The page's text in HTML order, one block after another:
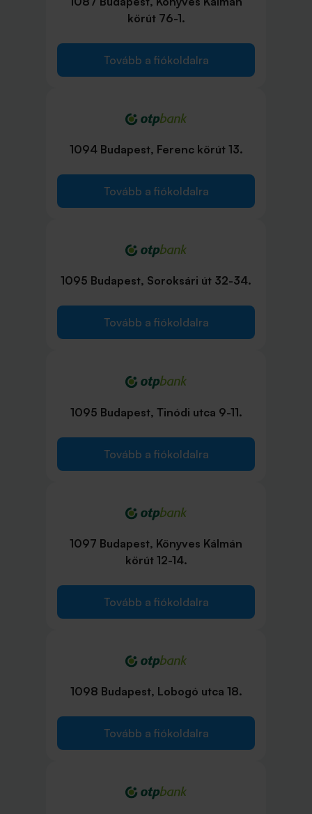
körút 76-1.
Tovább a fiókoldalra
1094 Budapest, Ferenc körút 13.
Tovább a fiókoldalra
1095 Budapest, Soroksári út 32-34.
Tovább a fiókoldalra
1095 Budapest, Tinódi utca 9-11.
Tovább a fiókoldalra
1097 Budapest, Könyves Kálmán
körút 12-14.
Tovább a fiókoldalra
1098 Budapest, Lobogó utca 18.
Tovább a fiókoldalra